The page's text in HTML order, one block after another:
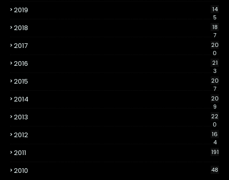
2019
14
5
2018
18
7
2017
20
0
2016
21
3
2015
20
7
2014
20
9
2013
22
0
2012
16
4
2011 191
2010 48